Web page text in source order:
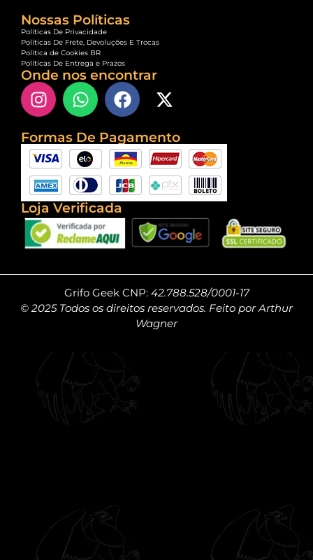
Nossas Políticas
Políticas De Privacidade
Políticas De Frete, Devoluções E Trocas
Política de Cookies BR
Políticas De Entrega e Prazos
Onde nos encontrar
Formas De Pagamento
Loja Verificada
Grifo Geek CNP: 42.788.528/0001-17
© 2025 Todos os direitos reservados. Feito por Arthur
Wagner